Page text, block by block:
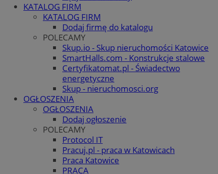
KATALOG FIRM
KATALOG FIRM
Dodaj firmę do katalogu
POLECAMY
Skup.io - Skup nieruchomości Katowice
SmartHalls.com - Konstrukcje stalowe
Certyfikatomat.pl - Świadectwo
energetyczne
Skup - nieruchomosci.org
OGŁOSZENIA
OGŁOSZENIA
Dodaj ogłoszenie
POLECAMY
Protocol IT
Pracuj.pl - praca w Katowicach
Praca Katowice
PRACA